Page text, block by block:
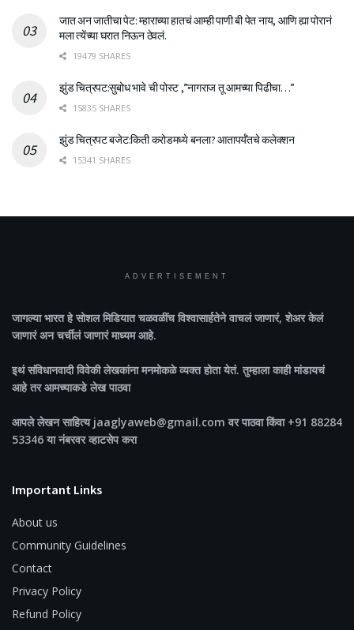
जात अन जातीचा पेट: म्हाराच्या हातचं आम्ही पाणी बी पेत नाय, आणि ह्या पोरानं
मला त्येंच्या घरात निऊन ठेवलं.
19479 SHARES
झुंड चित्रपट:सुबोध भावे ची पोस्ट ,”नागराज तू आमच्या पिढीचा…”
15835 SHARES
झुंड चित्रपट बजेट:किती करोडमध्ये बनला? आतापर्यँतचे कलेक्शन
15341 SHARES
ADVERTISEMENT
जागल्या भारतहे सोशल मिडियात चळवळींच विश्वासार्हतेने वाचलं जाणारं, शेअर केलं
जाणारं अन चर्चीलं जाणारं माध्यम आहे.
इथं संविधानवादी विवेकी लेखकांना मनमोकळे व्यक्त होता येतं. तुम्हाला काही मांडायचं
आहे तर आमच्याकडे लेख पाठवा
आपले लेखन साहित्य jaaglyaweb@gmail.com वर पाठवा किंवा +91 88284
53346 या नंबरवर व्हाटसेप करा
Important Links
About us
Community Guidelines
Contact
Privacy Policy
Refund Policy